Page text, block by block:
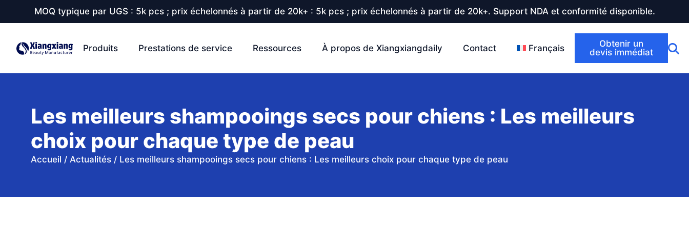
MOQ typique par UGS : 5k pcs ; prix échelonnés à partir de 20k+ : 5k pcs ; prix échelonnés à partir de 20k+. Support NDA et conformité disponible.
Produits Prestations de service Ressources À propos de Xiangxiangdaily Contact Français
Obtenir un
devis immédiat
Les meilleurs shampooings secs pour chiens : Les meilleurs
choix pour chaque type de peau
Accueil / Actualités / Les meilleurs shampooings secs pour chiens : Les meilleurs choix pour chaque type de peau